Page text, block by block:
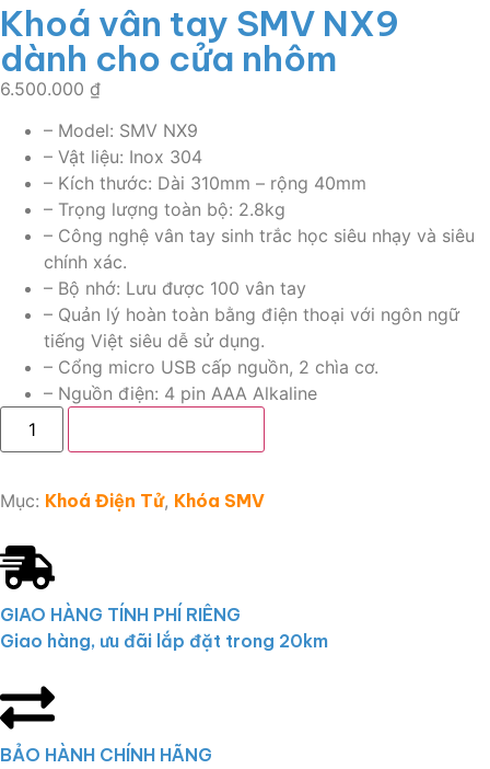
Khoá vân tay SMV NX9
dành cho cửa nhôm
6.500.000 ₫
– Model: SMV NX9
– Vật liệu: Inox 304
– Kích thước: Dài 310mm – rộng 40mm
– Trọng lượng toàn bộ: 2.8kg
– Công nghệ vân tay sinh trắc học siêu nhạy và siêu
chính xác.
– Bộ nhớ: Lưu được 100 vân tay
– Quản lý hoàn toàn bằng điện thoại với ngôn ngữ
tiếng Việt siêu dễ sử dụng.
– Cổng micro USB cấp nguồn, 2 chìa cơ.
– Nguồn điện: 4 pin AAA Alkaline
Mục: Khoá Điện Tử, Khóa SMV
GIAO HÀNG TÍNH PHÍ RIÊNG
Giao hàng, ưu đãi lắp đặt trong 20km
BẢO HÀNH CHÍNH HÃNG